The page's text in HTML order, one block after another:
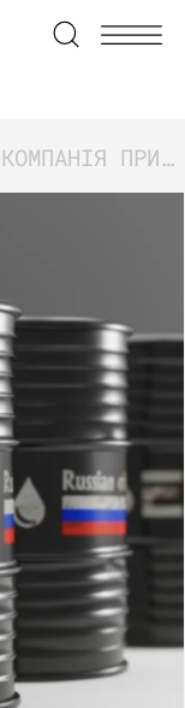
ЗНАЙТИ ТУРЕЦЬКА КОМПАНІЯ ПРИХОВУВАЛА НЕЗАКОННІ ПЕРЕВЕЗЕННЯ РОСІЙСЬКОЇ НАФТИ